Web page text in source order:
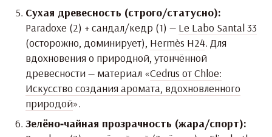
Сухая древесность (строго/статусно):
Paradoxe (2) + сандал/кедр (1) — Le Labo Santal 33
(осторожно, доминирует), Hermès H24. Для
вдохновения о природной, утончённой
древесности — материал «Cedrus от Chloe:
Искусство создания аромата, вдохновленного
природой».
Зелёно‑чайная прозрачность (жара/спорт):